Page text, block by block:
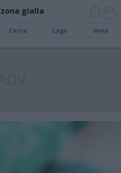
zona gialla
Cerca Lago Invia